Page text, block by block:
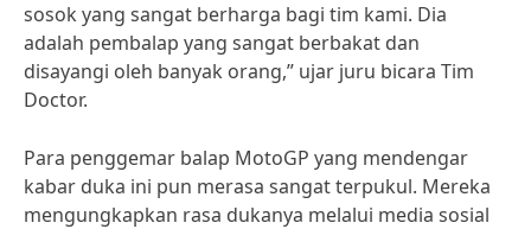
sosok yang sangat berharga bagi tim kami. Dia
adalah pembalap yang sangat berbakat dan
disayangi oleh banyak orang,” ujar juru bicara Tim
Doctor.
Para penggemar balap MotoGP yang mendengar
kabar duka ini pun merasa sangat terpukul. Mereka
mengungkapkan rasa dukanya melalui media sosial